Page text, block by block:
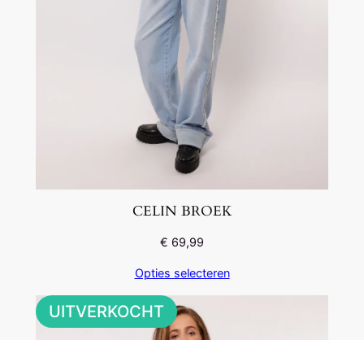
CELIN BROEK
€ 69,99
Opties selecteren
UITVERKOCHT